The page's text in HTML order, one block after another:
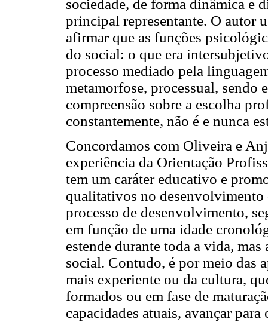
sociedade, de forma dinâmica e
principal representante. O autor
afirmar que as funções
do social: o que era
processo mediado pela
metamorfose, processual, sendo
compreensão sobre a escolha
constantemente, não é e nunca
Concordamos com Oliveira e
experiência da Orientação
tem um caráter educativo e
qualitativos no desenvolvimento
processo de desenvolvimento,
em função de uma idade
estende durante toda a vida,
social. Contudo, é por meio das
mais experiente ou da cultura,
formados ou em fase de
capacidades atuais, avançar